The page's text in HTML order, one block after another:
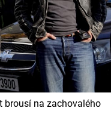
brousí na zachovalého